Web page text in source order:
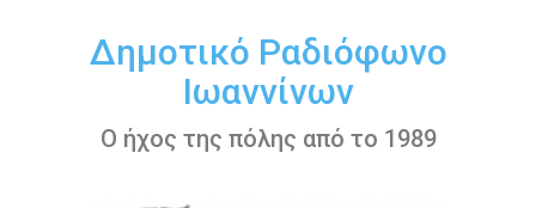
περιεχόμενοΔημοτικό Ραδιόφωνο
Ιωαννίνων
Ο ήχος της πόλης από το 1989